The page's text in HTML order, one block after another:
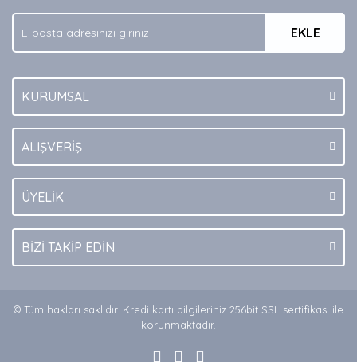
Bu ürüne benzer farklı alternatifler olmalı.
EKLE
KURUMSAL
ALIŞVERİŞ
ÜYELİK
BİZİ TAKİP EDİN
© Tüm hakları saklıdır. Kredi kartı bilgileriniz 256bit SSL sertifikası ile
korunmaktadır.